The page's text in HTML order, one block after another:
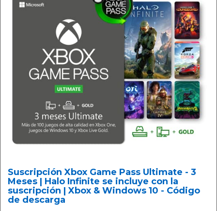
Suscripción Xbox Game Pass Ultimate - 3
Meses | Halo Infinite se incluye con la
suscripción | Xbox & Windows 10 - Código
de descarga